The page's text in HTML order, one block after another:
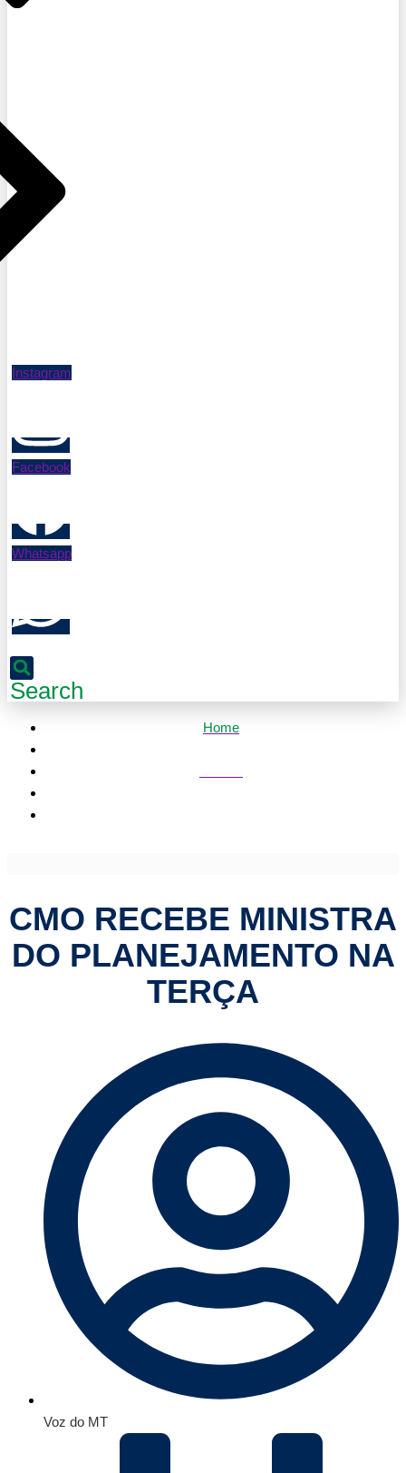
Instagram
Facebook
Whatsapp
Search
Home
CMO RECEBE MINISTRA
DO PLANEJAMENTO NA
TERÇA
Voz do MT